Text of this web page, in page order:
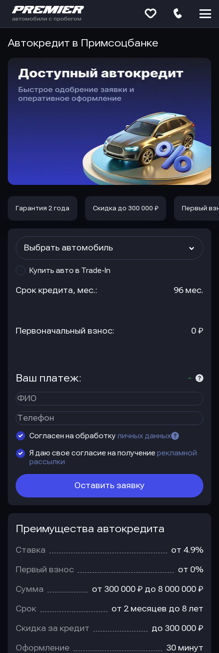
Автокредит в Примсоцбанке
Гарантия 2 года Скидка до 300 000 ₽ Первый
Выбрать автомобиль
Купить авто в Trade-In
Срок кредита, мес.: 96 мес.
Первоначальный взнос: 0 ₽
Ваш платеж: -
Согласен на обработку личных данных
Я даю свое согласие на получение рекламной
рассылки
Оставить заявку
Преимущества автокредита
Ставка от 4.9%
Первый взнос от 0%
Сумма от 300 000 ₽ до 8 000 000 ₽
Срок от 2 месяцев до 8 лет
Скидка за кредит до 300 000 ₽
Оформление 30 минут